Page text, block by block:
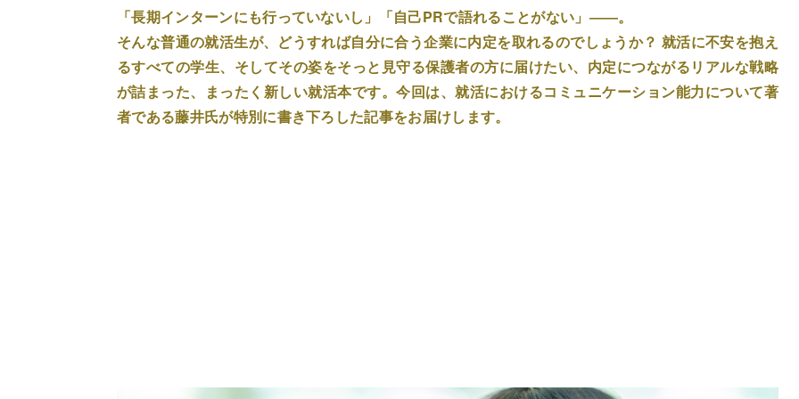
「長期インターンにも行っていないし」「自己PRで語れることがない」――。
そんな普通の就活生が、どうすれば自分に合う企業に内定を取れるのでしょうか？ 就活に不安を抱え
るすべての学生、そしてその姿をそっと見守る保護者の方に届けたい、内定につながるリアルな戦略
が詰まった、まったく新しい就活本です。今回は、就活におけるコミュニケーション能力について著
者である藤井氏が特別に書き下ろした記事をお届けします。